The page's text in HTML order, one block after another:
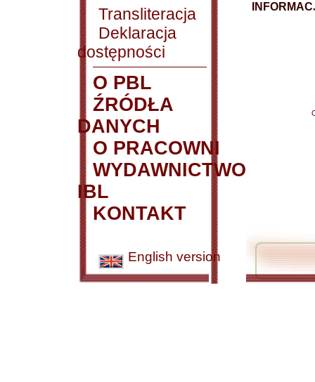
Transliteracja
Deklaracja
dostępności
O PBL
ŹRÓDŁA
DANYCH
O PRACOWNI
WYDAWNICTWO
IBL
KONTAKT
English version